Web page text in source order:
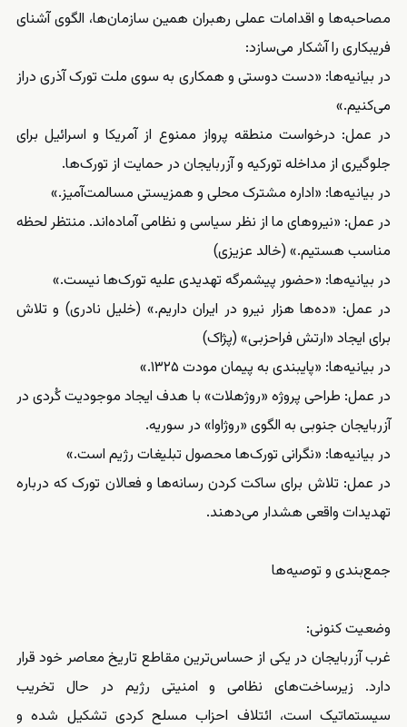
مصاحبه‌ها و اقدامات عملی رهبران همین سازمان‌ها، الگوی آشنای
فریبکاری را آشکار می‌سازد:
در بیانیه‌ها: «دست دوستی و همکاری به سوی ملت تورک آذری دراز
می‌کنیم.»
در عمل: درخواست منطقه پرواز ممنوع از آمریکا و اسرائیل برای
جلوگیری از مداخله تورکیه و آزربایجان در حمایت از تورک‌ها.
در بیانیه‌ها: «اداره مشترک محلی و همزیستی مسالمت‌آمیز.»
در عمل: «نیروهای ما از نظر سیاسی و نظامی آماده‌اند. منتظر لحظه
مناسب هستیم.» (خالد عزیزی)
در بیانیه‌ها: «حضور پیشمرگه تهدیدی علیه تورک‌ها نیست.»
در عمل: «ده‌ها هزار نیرو در ایران داریم.» (خلیل نادری) و تلاش
برای ایجاد «ارتش فراحزبی» (پژاک)
در بیانیه‌ها: «پایبندی به پیمان مودت ۱۳۲۵.»
در عمل: طراحی پروژه «روژهلات» با هدف ایجاد موجودیت کُردی در
آزربایجان جنوبی به الگوی «روژاوا» در سوریه.
در بیانیه‌ها: «نگرانی تورک‌ها محصول تبلیغات رژیم است.»
در عمل: تلاش برای ساکت کردن رسانه‌ها و فعالان تورک که درباره
تهدیدات واقعی هشدار می‌دهند.
جمع‌بندی و توصیه‌ها
وضعیت کنونی:
غرب آزربایجان در یکی از حساس‌ترین مقاطع تاریخ معاصر خود قرار
دارد. زیرساخت‌های نظامی و امنیتی رژیم در حال تخریب
سیستماتیک است، ائتلاف احزاب مسلح کردی تشکیل شده و